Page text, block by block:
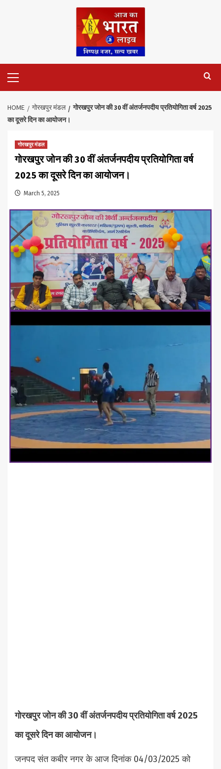
Menu
HOME गोरखपुर मंडल
गोरखपुर जोन की 30 वीं अंतर्जनपदीय प्रतियोगिता वर्ष 2025
का दूसरे दिन का आयोजन।
गोरखपुर मंडल
गोरखपुर जोन की 30 वीं अंतर्जनपदीय प्रतियोगिता वर्ष
2025 का दूसरे दिन का आयोजन।
March 5, 2025
गोरखपुर जोन की 30 वीं अंतर्जनपदीय प्रतियोगिता वर्ष 2025
का दूसरे दिन का आयोजन।
जनपद संत कबीर नगर के आज दिनांक 04/03/2025 को